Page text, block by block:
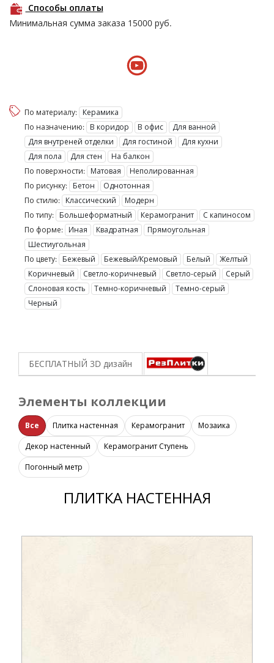
Способы оплаты
Минимальная сумма заказа 15000 руб.
По материалу:
Керамика
По назначению:
В коридор В офис
Для ванной
Для внутреней отделки
Для гостиной
Для кухни
Для пола
Для стен
На балкон
По поверхности:
Матовая
Неполированная
По рисунку:
Бетон
Однотонная
По стилю:
Классический
Модерн
По типу:
Большеформатный Керамогранит
С капиносом
По форме:
Иная Квадратная
Прямоугольная
Шестиугольная
По цвету:
Бежевый Бежевый/Кремовый Белый
Желтый
Коричневый
Светло-коричневый Светло-серый
Серый
Слоновая кость
Темно-коричневый
Темно-серый
Черный
БЕСПЛАТНЫЙ 3D дизайн
Элементы коллекции
Все Плитка настенная Керамогранит
Мозаика
Декор настенный
Керамогранит Ступень
Погонный метр
ПЛИТКА НАСТЕННАЯ